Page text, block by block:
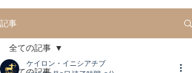
記事
全ての記事
ケイロン・イニシアチブ